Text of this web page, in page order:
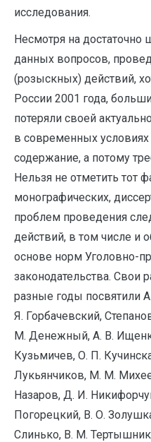
исследования.
Несмотря на достаточно
данных вопросов,
(розыскных) действий,
России 2001 года,
потеряли своей
в современных условиях
содержание, а потому
Нельзя не отметить тот
монографических,
проблем проведения
действий, в том числе и
основе норм Уголовно-
законодательства. Свои
разные годы посвятили
Я. Горбачевский,
М. Денежный, А. В.
Кузьмичев, О. П.
Лукьянчиков, М. М.
Назаров, Д. И.
Погорецкий, В. О.
Слинько, В. М.